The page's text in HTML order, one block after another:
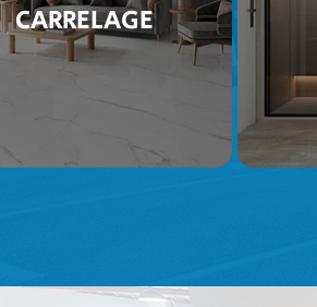
CARRELAGE